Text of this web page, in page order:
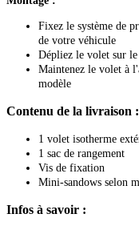
Fixez le système de
de votre véhicule
Dépliez le volet sur
Maintenez le volet à
modèle
Contenu de la livraison :
1 volet isotherme
1 sac de rangement
Vis de fixation
Mini-sandows selon
Infos à savoir :